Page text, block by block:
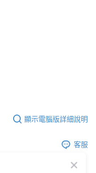
顯示電腦版詳細說明
客服